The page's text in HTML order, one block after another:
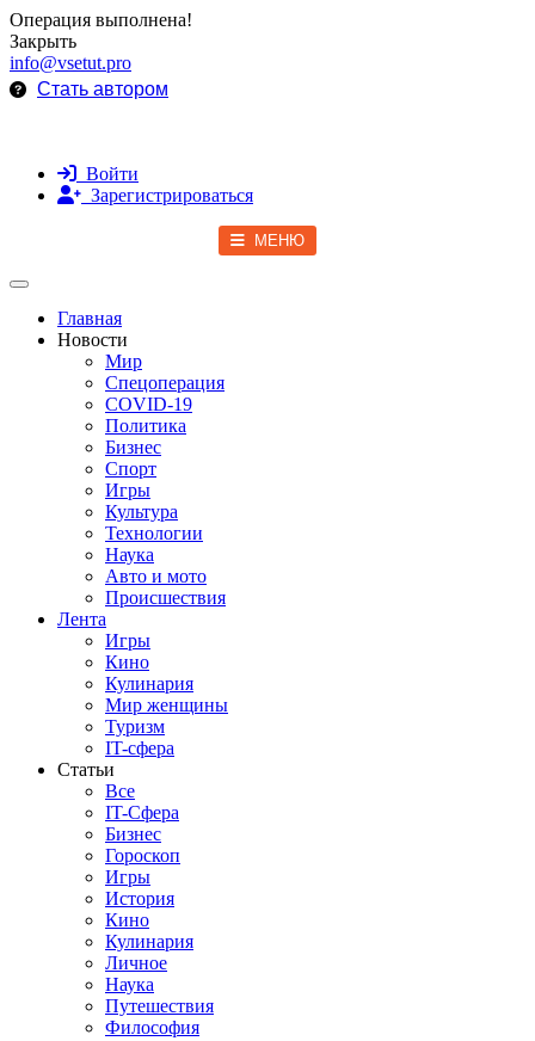
Операция выполнена!
Закрыть
info@vsetut.pro
Стать автором
Войти
Зарегистрироваться
МЕНЮ
Toggle navigation
Главная
Новости
Мир
Спецоперация
COVID-19
Политика
Бизнес
Спорт
Игры
Культура
Технологии
Наука
Авто и мото
Происшествия
Лента
Игры
Кино
Кулинария
Мир женщины
Туризм
IT-сфера
Статьи
Все
IT-Сфера
Бизнес
Гороскоп
Игры
История
Кино
Кулинария
Личное
Наука
Путешествия
Философия